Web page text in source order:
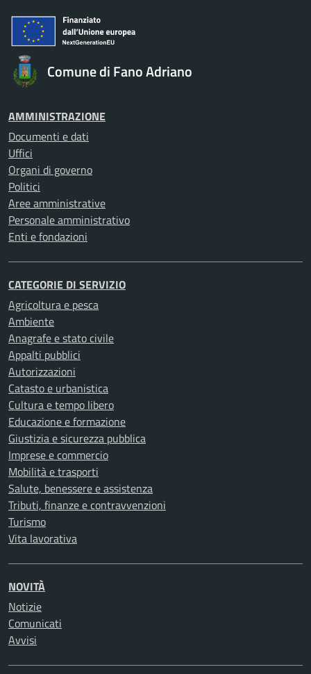
Comune di Fano Adriano
AMMINISTRAZIONE
Documenti e dati
Uffici
Organi di governo
Politici
Aree amministrative
Personale amministrativo
Enti e fondazioni
CATEGORIE DI SERVIZIO
Agricoltura e pesca
Ambiente
Anagrafe e stato civile
Appalti pubblici
Autorizzazioni
Catasto e urbanistica
Cultura e tempo libero
Educazione e formazione
Giustizia e sicurezza pubblica
Imprese e commercio
Mobilità e trasporti
Salute, benessere e assistenza
Tributi, finanze e contravvenzioni
Turismo
Vita lavorativa
NOVITÀ
Notizie
Comunicati
Avvisi